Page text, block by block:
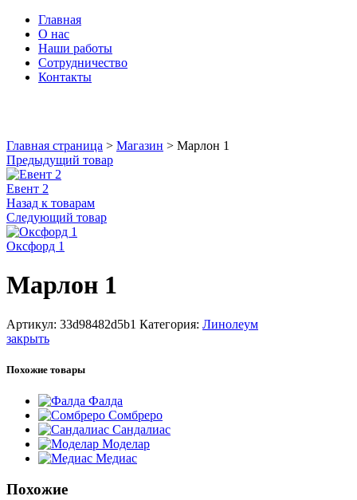
Главная
О нас
Наши работы
Сотрудничество
Контакты
Главная страница > Магазин > Марлон 1
Предыдущий товар
Евент 2
Назад к товарам
Следующий товар
Оксфорд 1
Марлон 1
Артикул: 33d98482d5b1 Категория: Линолеум
закрыть
Похожие товары
Фалда
Сомбреро
Сандалиас
Моделар
Медиас
Похожие